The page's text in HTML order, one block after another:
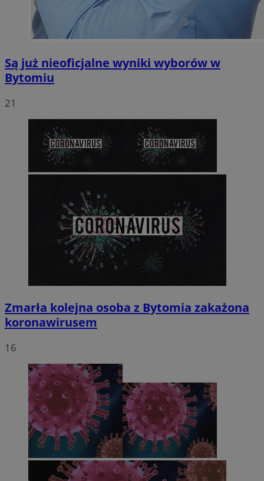
Są już nieoficjalne wyniki wyborów w
Bytomiu
21
Zmarła kolejna osoba z Bytomia zakażona
koronawirusem
16